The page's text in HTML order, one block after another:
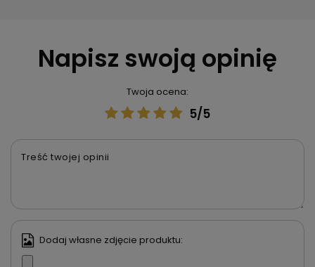
Napisz swoją opinię
Twoja ocena:
5/5
Treść twojej opinii
Dodaj własne zdjęcie produktu: